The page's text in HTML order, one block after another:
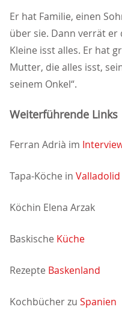
Er hat Familie, einen
über sie. Dann verrät er
Kleine isst alles. Er hat
Mutter, die alles isst,
seinem Onkel“.
Weiterführende Links
Ferran Adrià im
Tapa-Köche in Valladolid
Köchin Elena Arzak
Baskische Küche
Rezepte Baskenland
Kochbücher zu Spanien